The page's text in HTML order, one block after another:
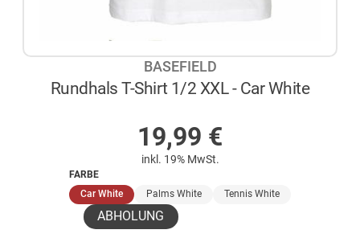
BASEFIELD
Rundhals T-Shirt 1/2 XXL - Car White
19,99 €
inkl. 19% MwSt.
FARBE
Car White(ausgewählt)
Palms White Tennis White
ABHOLUNG